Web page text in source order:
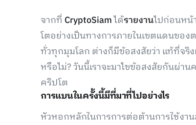
จากที่ CryptoSiamได้รายงานไปก่อนหน้
โตอย่างเป็นทางการภายในเขตแดนขอ
ทั่วทุกมุมโลก ต่างก็มีข้อสงสัยว่า แท้ที่จริ
หรือไม่? วันนี้เราจะมาไขข้อสงสัยกันผ่า
คริปโต
การแบนในครั้งนี้มีที่มาที่ไปอย่างไร
หัวหอกหลักในการการต่อต้านการใช้งา